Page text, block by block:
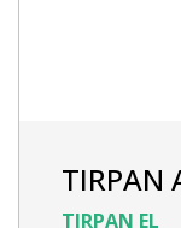
TIRPAN
TIRPAN EL